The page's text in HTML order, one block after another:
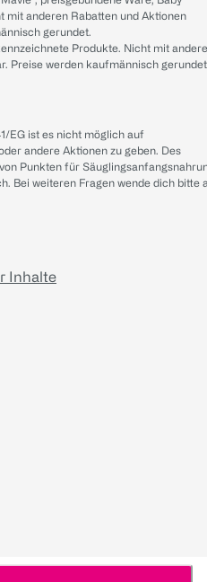
mit anderen Rabatten und Aktionen
gerundet.
Produkte. Nicht mit
Preise werden kaufmännisch
EG ist es nicht möglich auf
andere Aktionen zu geben. Des
Punkten für
Bei weiteren Fragen wende dich bitte
Inhalte